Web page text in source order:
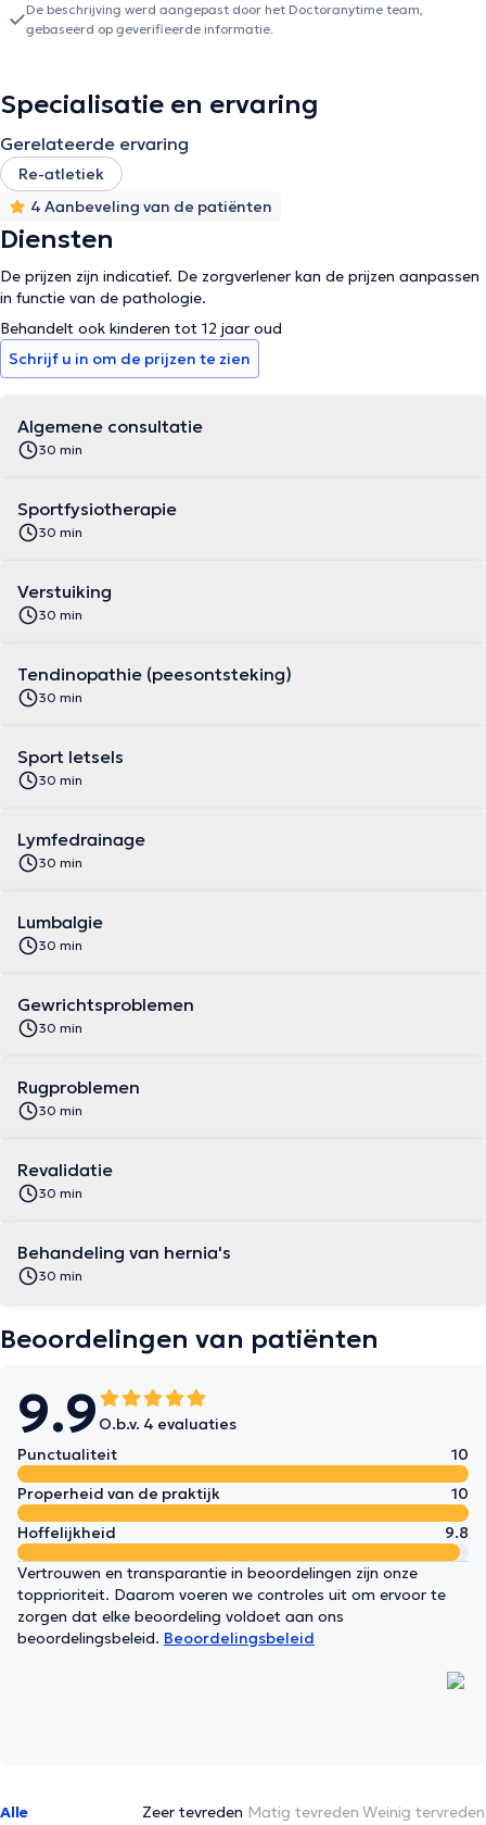
De beschrijving werd aangepast door het Doctoranytime team,
gebaseerd op geverifieerde informatie.
Specialisatie en ervaring
Gerelateerde ervaring
Re-atletiek
4 Aanbeveling van de patiënten
Diensten
De prijzen zijn indicatief. De zorgverlener kan de prijzen aanpassen
in functie van de pathologie.
Behandelt ook kinderen tot 12 jaar oud
Schrijf u in om de prijzen te zien
Algemene consultatie
30 min
Sportfysiotherapie
30 min
Verstuiking
30 min
Tendinopathie (peesontsteking)
30 min
Sport letsels
30 min
Lymfedrainage
30 min
Lumbalgie
30 min
Gewrichtsproblemen
30 min
Rugproblemen
30 min
Revalidatie
30 min
Behandeling van hernia's
30 min
Beoordelingen van patiënten
9.9 O.b.v. 4 evaluaties
Punctualiteit
10
Properheid van de praktijk
10
Hoffelijkheid
9.8
Vertrouwen en transparantie in beoordelingen zijn onze
topprioriteit. Daarom voeren we controles uit om ervoor te
zorgen dat elke beoordeling voldoet aan ons
beoordelingsbeleid. Beoordelingsbeleid
Alle
Zeer tevreden Matig tevreden Weinig tervreden